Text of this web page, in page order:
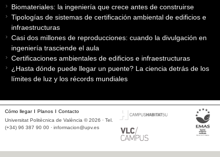
Biomateriales: la ingeniería que crece antes de construirse
Tipologías de sistemas de certificación ambiental de edificios e
infraestructuras
Casi dos millones de reproducciones: cuando la divulgación en
ingeniería trasciende el aula
Certificaciones ambientales de edificios e infraestructuras
¿Hasta dónde puede llegar un puente? La ciencia detrás de los
límites de luz y los récords mundiales
Cómo llegar Planos
Contacto
Universitat Politècnica de València © 2026 · Tel.
(+34) 96 387 90 00 · informacion@upv.es